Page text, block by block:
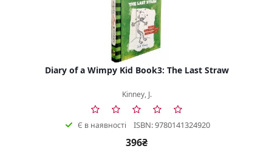
Diary of a Wimpy Kid Book3: The Last Straw
Kinney, J.
Є в наявності ISBN: 9780141324920
396₴